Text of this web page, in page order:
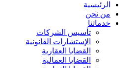
الرئيسية
من نحن
خدماتنا
تأسيس الشركات
الإستشارات القانونية
القضايا العقارية
القضايا العمالية